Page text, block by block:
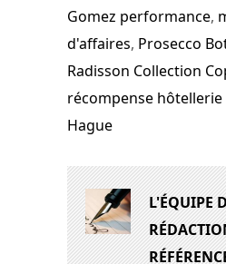
Gomez performance,
d'affaires, Prosecco
Radisson Collection
récompense hôtellerie
Hague
L'ÉQUIPE